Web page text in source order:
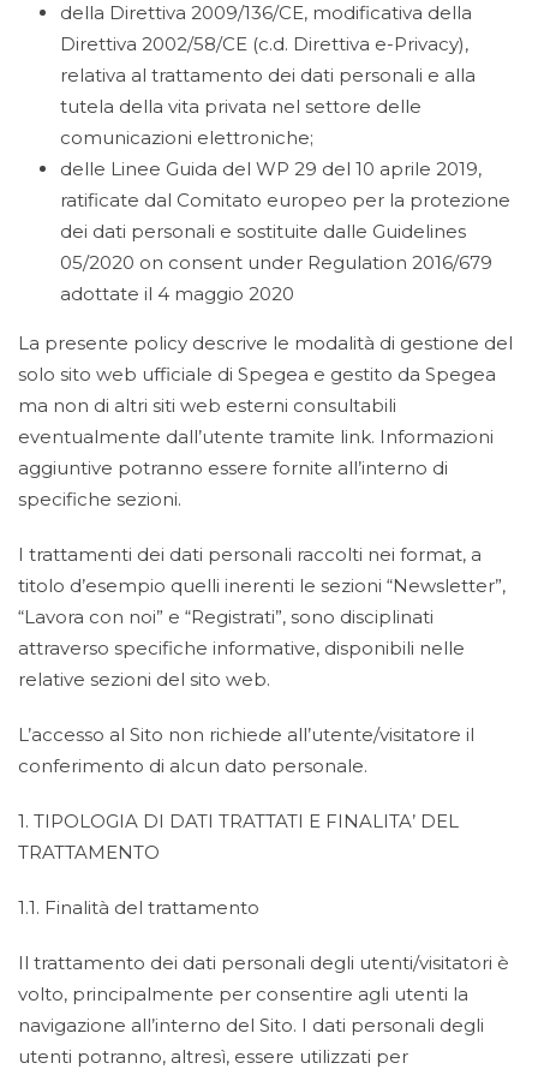
della Direttiva 2009/136/CE, modificativa della
Direttiva 2002/58/CE (c.d. Direttiva e-Privacy),
relativa al trattamento dei dati personali e alla
tutela della vita privata nel settore delle
comunicazioni elettroniche;
delle Linee Guida del WP 29 del 10 aprile 2019,
ratificate dal Comitato europeo per la protezione
dei dati personali e sostituite dalle Guidelines
05/2020 on consent under Regulation 2016/679
adottate il 4 maggio 2020
La presente policy descrive le modalità di gestione del
solo sito web ufficiale di Spegea e gestito da Spegea
ma non di altri siti web esterni consultabili
eventualmente dall’utente tramite link. Informazioni
aggiuntive potranno essere fornite all’interno di
specifiche sezioni.
I trattamenti dei dati personali raccolti nei format, a
titolo d’esempio quelli inerenti le sezioni “Newsletter”,
“Lavora con noi” e “Registrati”, sono disciplinati
attraverso specifiche informative, disponibili nelle
relative sezioni del sito web.
L’accesso al Sito non richiede all’utente/visitatore il
conferimento di alcun dato personale.
1. TIPOLOGIA DI DATI TRATTATI E FINALITA’ DEL
TRATTAMENTO
1.1. Finalità del trattamento
Il trattamento dei dati personali degli utenti/visitatori è
volto, principalmente per consentire agli utenti la
navigazione all’interno del Sito. I dati personali degli
utenti potranno, altresì, essere utilizzati per